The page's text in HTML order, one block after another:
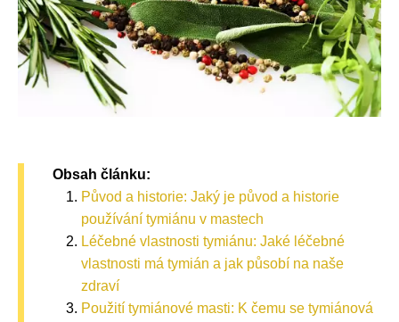
Obsah článku:
Původ a historie: Jaký je původ a historie
používání tymiánu v mastech
Léčebné vlastnosti tymiánu: Jaké léčebné
vlastnosti má tymián a jak působí na naše
zdraví
Použití tymiánové masti: K čemu se tymiánová